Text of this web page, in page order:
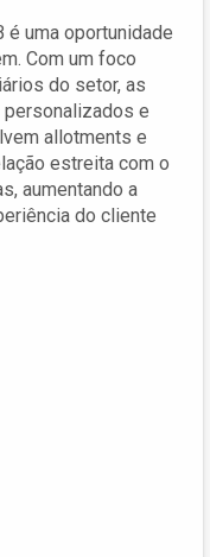
é uma oportunidade
Com um foco
do setor, as
e
allotments e
estreita com o
aumentando a
do cliente